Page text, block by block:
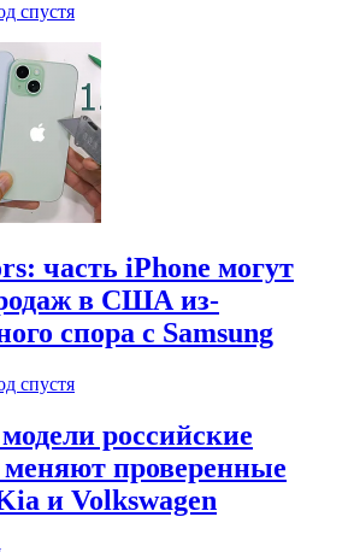
спустя
часть iPhone могут
в США из-
спора с Samsung
спустя
российские
проверенные
и Volkswagen